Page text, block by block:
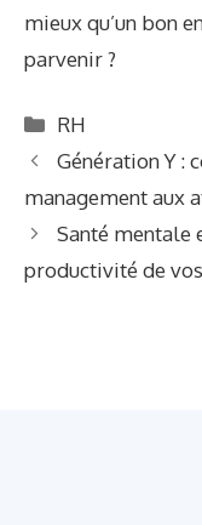
mieux qu’un bon
parvenir ?
Catégories
RH
Génération Y :
management aux
Santé mentale
productivité de